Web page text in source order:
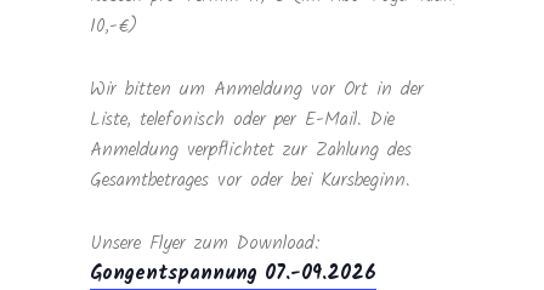
10,-€)
Wir bitten um Anmeldung vor Ort in der
Liste, telefonisch oder per E-Mail. Die
Anmeldung verpflichtet zur Zahlung des
Gesamtbetrages vor oder bei Kursbeginn.
Unsere Flyer zum Download:
Gongentspannung 07.-09.2026